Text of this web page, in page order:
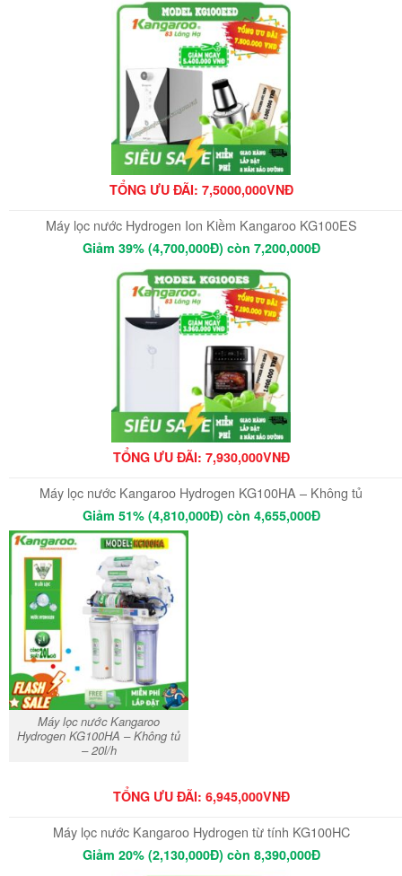
TỔNG ƯU ĐÃI: 7,5000,000VNĐ
Máy lọc nước Hydrogen Ion Kiềm Kangaroo KG100ES
Giảm 39% (4,700,000Đ) còn 7,200,000Đ
TỔNG ƯU ĐÃI: 7,930,000VNĐ
Máy lọc nước Kangaroo Hydrogen KG100HA – Không tủ
Giảm 51% (4,810,000Đ) còn 4,655,000Đ
Máy lọc nước Kangaroo
Hydrogen KG100HA – Không tủ
– 20l/h
TỔNG ƯU ĐÃI: 6,945,000VNĐ
Máy lọc nước Kangaroo Hydrogen từ tính KG100HC
Giảm 20% (2,130,000Đ) còn 8,390,000Đ